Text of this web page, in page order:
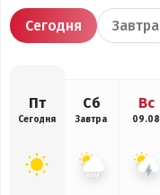
Сегодня Завтра
Пт
Сегодня
Сб
Завтра
Вс
09.08